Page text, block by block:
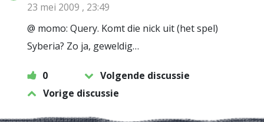
23 mei 2009 , 23:49
@ momo: Query. Komt die nick uit (het spel)
Syberia? Zo ja, geweldig…
0
Volgende discussie
Vorige discussie